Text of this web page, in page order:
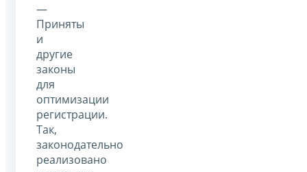
—
Приняты
и
другие
законы
для
оптимизации
регистрации.
Так,
законодательно
реализовано